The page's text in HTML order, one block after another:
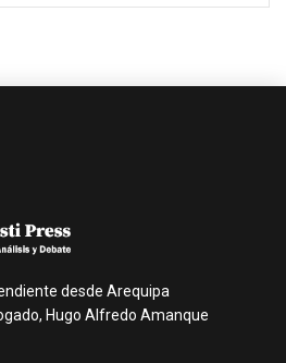
desde Arequipa
Hugo Alfredo Amanque